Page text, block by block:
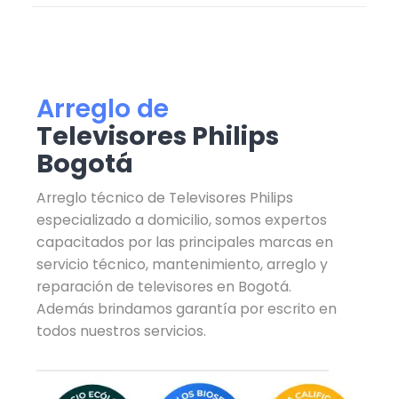
Arreglo de
Televisores Philips
Bogotá
Arreglo técnico de Televisores Philips
especializado a domicilio, somos expertos
capacitados por las principales marcas en
servicio técnico, mantenimiento, arreglo y
reparación de televisores en Bogotá.
Además brindamos garantía por escrito en
todos nuestros servicios.